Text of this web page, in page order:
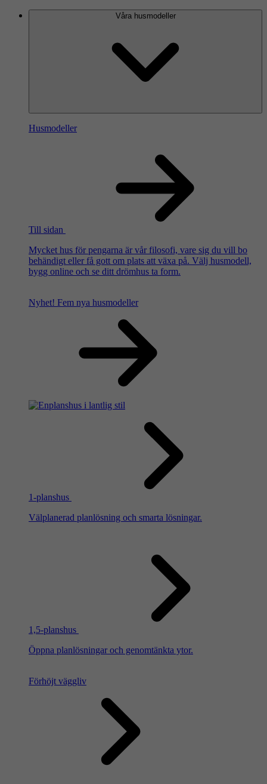
Våra husmodeller
Husmodeller
Till sidan
Mycket hus för pengarna är vår filosofi, vare sig du vill bo
behändigt eller få gott om plats att växa på. Välj husmodell,
bygg online och se ditt drömhus ta form.
Nyhet! Fem nya husmodeller
1-planshus
Välplanerad planlösning och smarta lösningar.
1,5-planshus
Öppna planlösningar och genomtänkta ytor.
Förhöjt väggliv